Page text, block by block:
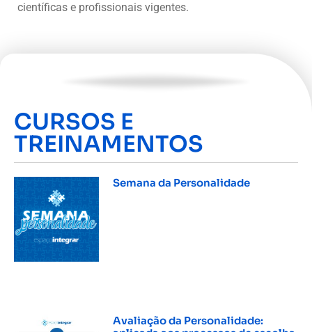
científicas e profissionais vigentes.
CURSOS E
TREINAMENTOS
Semana da Personalidade
Avaliação da Personalidade: